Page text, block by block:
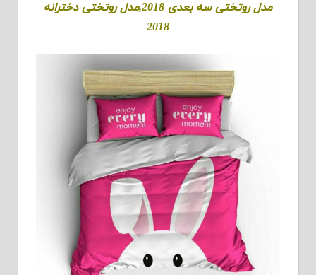
مدل روتختی سه بعدی 2018,مدل روتختی دخترانه
2018